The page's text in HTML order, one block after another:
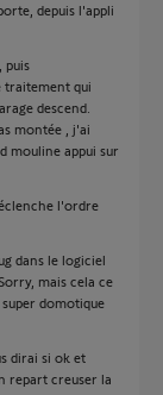
depuis l'appli
puis
traitement qui
descend.
montée , j'ai
mouline appui sur
l'ordre
dans le logiciel
mais cela ce
domotique
dirai si ok et
repart creuser la